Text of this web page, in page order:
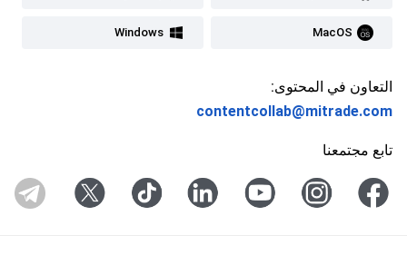
MacOS
Windows
التعاون في المحتوى:
contentcollab@mitrade.com
تابع مجتمعنا